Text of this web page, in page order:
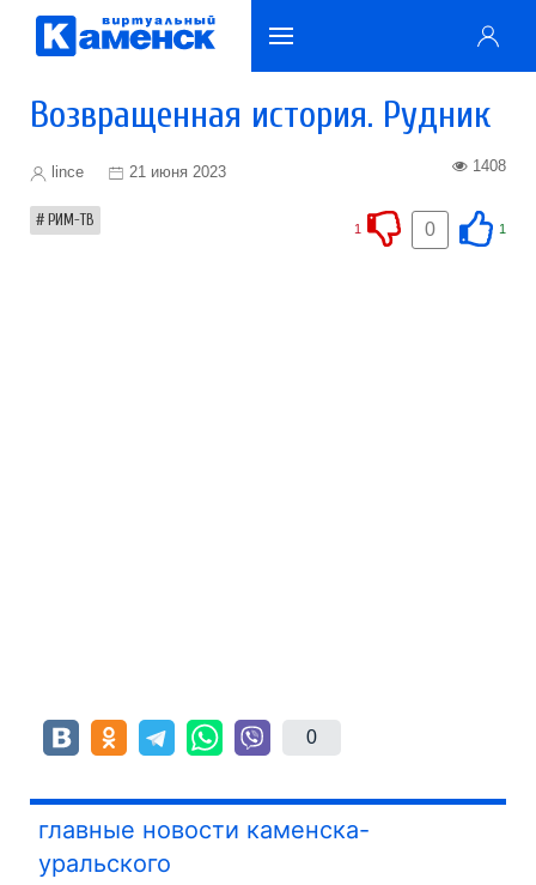
Возвращенная история. Рудник
lince 21 июня 2023 1408
РИМ-ТВ 1
0
1
0
главные новости каменска-
уральского